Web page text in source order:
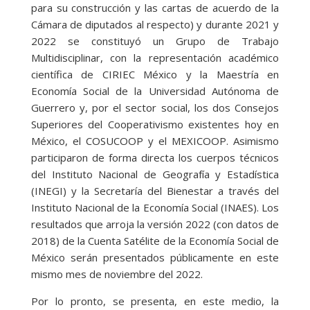
para su construcción y las cartas de acuerdo de la
Cámara de diputados al respecto) y durante 2021 y
2022 se constituyó un Grupo de Trabajo
Multidisciplinar, con la representación académico
científica de CIRIEC México y la Maestría en
Economía Social de la Universidad Autónoma de
Guerrero y, por el sector social, los dos Consejos
Superiores del Cooperativismo existentes hoy en
México, el COSUCOOP y el MEXICOOP. Asimismo
participaron de forma directa los cuerpos técnicos
del Instituto Nacional de Geografía y Estadística
(INEGI) y la Secretaría del Bienestar a través del
Instituto Nacional de la Economía Social (INAES). Los
resultados que arroja la versión 2022 (con datos de
2018) de la Cuenta Satélite de la Economía Social de
México serán presentados públicamente en este
mismo mes de noviembre del 2022.
Por lo pronto, se presenta, en este medio, la